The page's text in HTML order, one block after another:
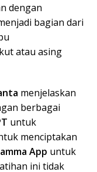
dengan
bagian dari
atau asing
menjelaskan
berbagai
untuk
menciptakan
App untuk
ini tidak